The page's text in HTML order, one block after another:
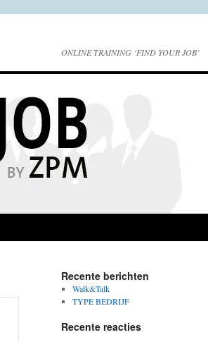
ONLINE TRAINING ‘FIND YOUR JOB’
Recente berichten
Walk&Talk
TYPE BEDRIJF
Recente reacties